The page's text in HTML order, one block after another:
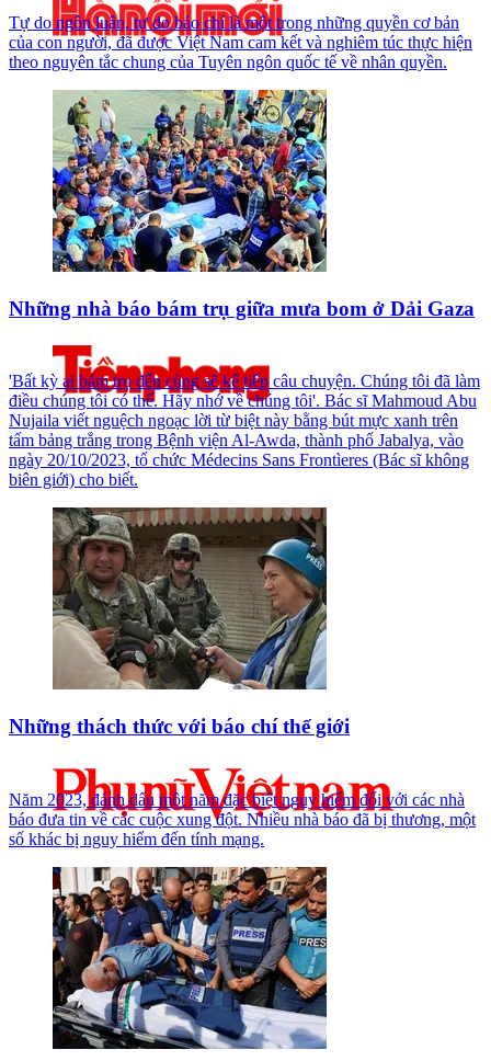
Tự do ngôn luận, tự do báo chí là một trong những quyền cơ bản
của con người, đã được Việt Nam cam kết và nghiêm túc thực hiện
theo nguyên tắc chung của Tuyên ngôn quốc tế về nhân quyền.
Những nhà báo bám trụ giữa mưa bom ở Dải Gaza
'Bất kỳ ai bám trụ đến cùng sẽ kể tiếp câu chuyện. Chúng tôi đã làm
điều chúng tôi có thể. Hãy nhớ về chúng tôi'. Bác sĩ Mahmoud Abu
Nujaila viết nguệch ngoạc lời từ biệt này bằng bút mực xanh trên
tấm bảng trắng trong Bệnh viện Al-Awda, thành phố Jabalya, vào
ngày 20/10/2023, tổ chức Médecins Sans Frontìeres (Bác sĩ không
biên giới) cho biết.
Những thách thức với báo chí thế giới
Năm 2023, đánh dấu một năm đặc biệt nguy hiểm đối với các nhà
báo đưa tin về các cuộc xung đột. Nhiều nhà báo đã bị thương, một
số khác bị nguy hiểm đến tính mạng.